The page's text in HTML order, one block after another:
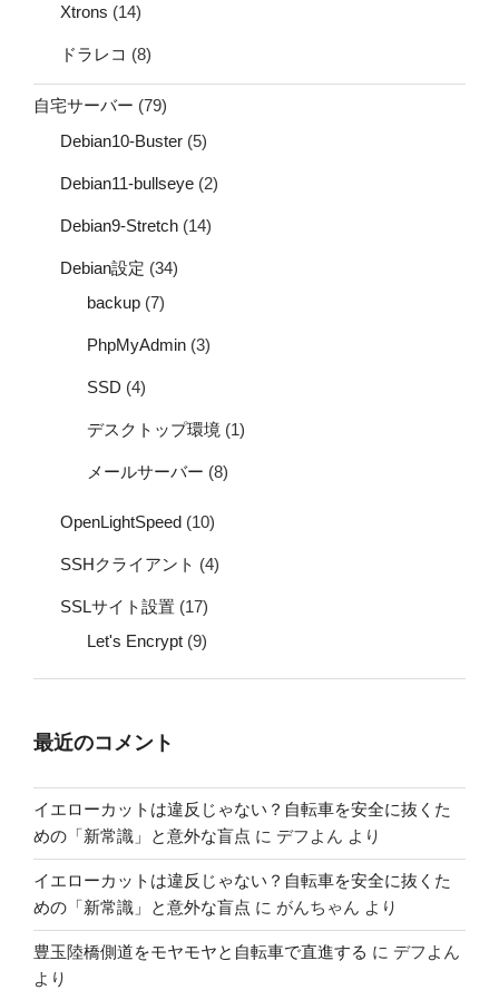
Xtrons (14)
ドラレコ (8)
自宅サーバー (79)
Debian10-Buster (5)
Debian11-bullseye (2)
Debian9-Stretch (14)
Debian設定 (34)
backup (7)
PhpMyAdmin (3)
SSD (4)
デスクトップ環境 (1)
メールサーバー (8)
OpenLightSpeed (10)
SSHクライアント (4)
SSLサイト設置 (17)
Let's Encrypt (9)
最近のコメント
イエローカットは違反じゃない？自転車を安全に抜くた
めの「新常識」と意外な盲点 に デフよん より
イエローカットは違反じゃない？自転車を安全に抜くた
めの「新常識」と意外な盲点 に がんちゃん より
豊玉陸橋側道をモヤモヤと自転車で直進する に デフよん
より